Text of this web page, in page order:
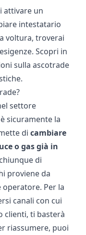
attivare un
intestatario
voltura, troverai
Scopri in
sulla ascotrade
settore
sicuramente la
di cambiare
o gas già in
di
proviene da
Per la
canali con cui
clienti, ti basterà
riassumere, puoi